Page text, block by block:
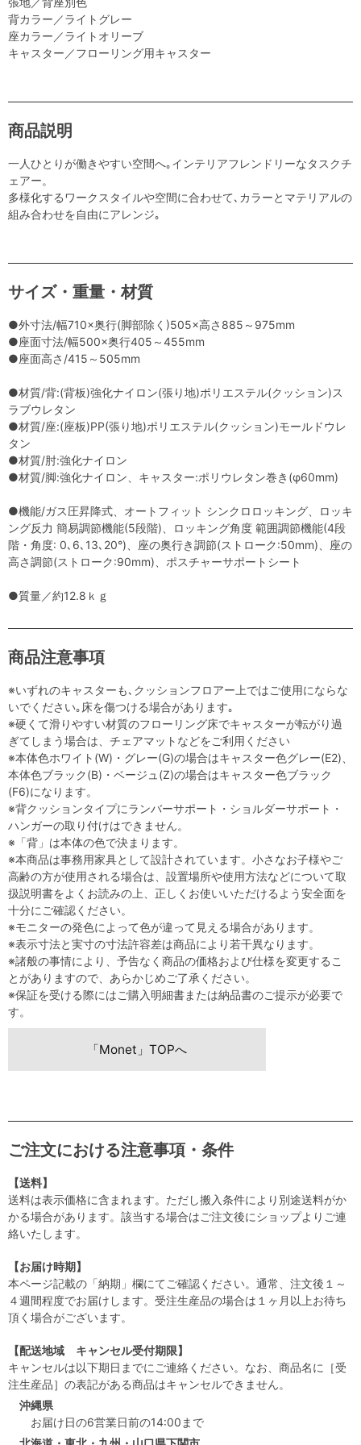
背カラー／ライトグレー
座カラー／ライトオリーブ
キャスター／フローリング用キャスター
商品説明
一人ひとりが働きやすい空間へ｡インテリアフレンドリーなタスクチ
ェアー。
多様化するワークスタイルや空間に合わせて､カラーとマテリアルの
組み合わせを自由にアレンジ｡
サイズ・重量・材質
●外寸法/幅710×奥行(脚部除く)505×高さ885～975mm
●座面寸法/幅500×奥行405～455mm
●座面高さ/415～505mm
●材質/背:(背板)強化ナイロン(張り地)ポリエステル(クッション)ス
ラブウレタン
●材質/座:(座板)PP(張り地)ポリエステル(クッション)モールドウレ
タン
●材質/肘:強化ナイロン
●材質/脚:強化ナイロン、キャスター:ポリウレタン巻き(φ60mm)
●機能/ガス圧昇降式、オートフィット シンクロロッキング、ロッキ
ング反力 簡易調節機能(5段階)、ロッキング角度 範囲調節機能(4段
階・角度: 0､6､13､20°)、座の奥行き調節(ストローク:50mm)、座の
高さ調節(ストローク:90mm)、ポスチャーサポートシート
●質量／約12.8ｋｇ
商品注意事項
※いずれのキャスターも､クッションフロアー上ではご使用にならな
いでください｡床を傷つける場合があります｡
※硬くて滑りやすい材質のフローリング床でキャスターが転がり過
ぎてしまう場合は、チェアマットなどをご利用ください
※本体色ホワイト(W)・グレー(G)の場合はキャスター色グレー(E2)、
本体色ブラック(B)・ベージュ(Z)の場合はキャスター色ブラック
(F6)になります。
※背クッションタイプにランバーサポート・ショルダーサポート・
ハンガーの取り付けはできません。
※「背」は本体の色で決まります。
※本商品は事務用家具として設計されています。小さなお子様やご
高齢の方が使用される場合は、設置場所や使用方法などについて取
扱説明書をよくお読みの上、正しくお使いいただけるよう安全面を
十分にご確認ください。
※モニターの発色によって色が違って見える場合があります。
※表示寸法と実寸の寸法許容差は商品により若干異なります。
※諸般の事情により、予告なく商品の価格および仕様を変更するこ
とがありますので、あらかじめご了承ください。
※保証を受ける際にはご購入明細書または納品書のご提示が必要で
す。
「Monet」TOPへ
ご注文における注意事項・条件
【送料】
送料は表示価格に含まれます。ただし搬入条件により別途送料がか
かる場合があります。該当する場合はご注文後にショップよりご連
絡いたします。
【お届け時期】
本ページ記載の「納期」欄にてご確認ください。通常、注文後１～
４週間程度でお届けします。受注生産品の場合は１ヶ月以上お待ち
頂く場合がございます。
【配送地域 キャンセル受付期限】
キャンセルは以下期日までにご連絡ください。なお、商品名に［受
注生産品］の表記がある商品はキャンセルできません。
沖縄県
お届け日の6営業日前の14:00まで